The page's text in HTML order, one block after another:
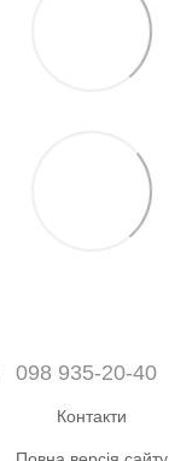
098 935-20-40
Контакти